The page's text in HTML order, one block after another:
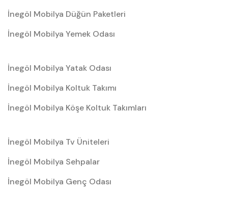
İnegöl Mobilya Düğün Paketleri
İnegöl Mobilya Yemek Odası
İnegöl Mobilya Yatak Odası
İnegöl Mobilya Koltuk Takımı
İnegöl Mobilya Köşe Koltuk Takımları
İnegöl Mobilya Tv Üniteleri
İnegöl Mobilya Sehpalar
İnegöl Mobilya Genç Odası